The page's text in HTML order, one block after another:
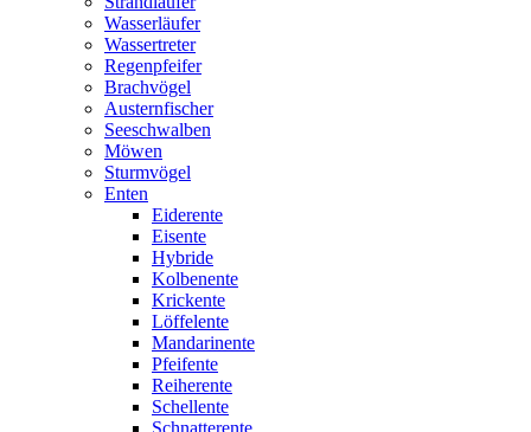
Wasserläufer
Wassertreter
Regenpfeifer
Brachvögel
Austernfischer
Seeschwalben
Möwen
Sturmvögel
Enten
Eiderente
Eisente
Hybride
Kolbenente
Krickente
Löffelente
Mandarinente
Pfeifente
Reiherente
Schellente
Schnatterente